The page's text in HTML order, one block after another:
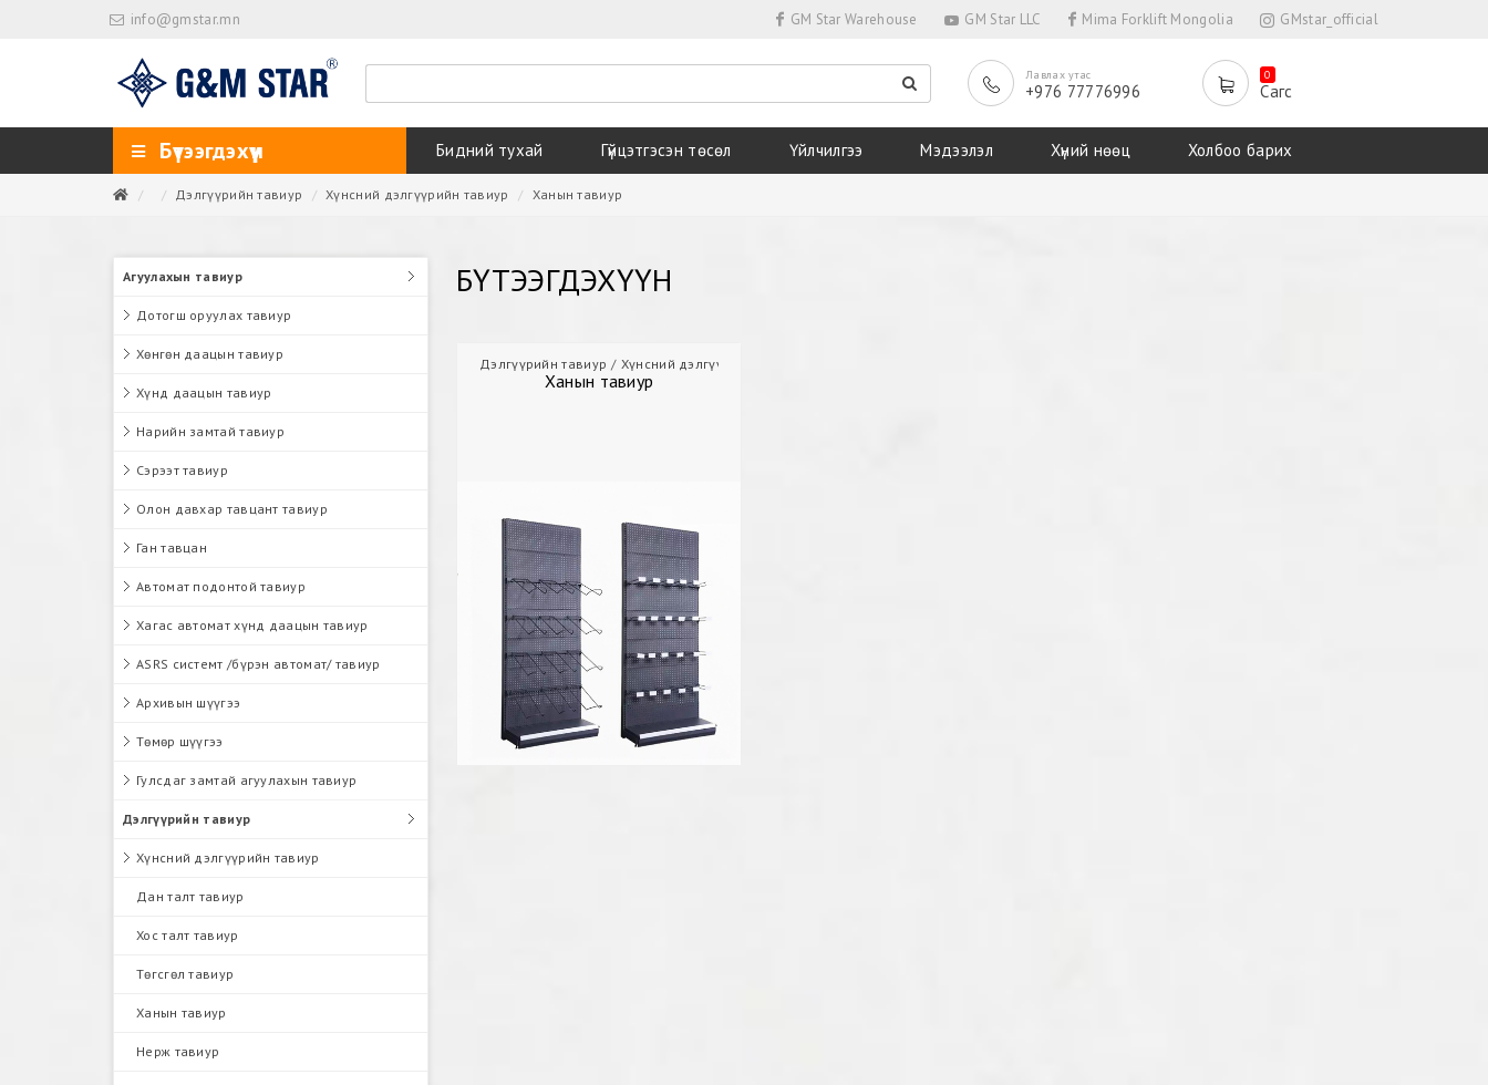
info@gmstar.mn GM Star Warehouse GM Star LLC Mima Forklift Mongolia GMstar_official
Лавлах утас
+976 77776996
0
Сагс
Бүтээгдэхүүн Бидний тухай Гүйцэтгэсэн төсөл Үйлчилгээ Мэдээлэл Хүний нөөц Холбоо барих
Дэлгүүрийн тавиур Хүнсний дэлгүүрийн тавиур Ханын тавиур
Агуулахын тавиур
Дотогш оруулах тавиур
Хөнгөн даацын тавиур
Хүнд даацын тавиур
Нарийн замтай тавиур
Сэрээт тавиур
Олон давхар тавцант тавиур
Ган тавцан
Автомат подонтой тавиур
Хагас автомат хүнд даацын тавиур
ASRS системт /бүрэн автомат/ тавиур
Архивын шүүгээ
Төмөр шүүгээ
Гулсдаг замтай агуулахын тавиур
Дэлгүүрийн тавиур
Хүнсний дэлгүүрийн тавиур
Дан талт тавиур
Хос талт тавиур
Төгсгөл тавиур
Ханын тавиур
Нерж тавиур
БҮТЭЭГДЭХҮҮН
Дэлгүүрийн тавиур Хүнсний дэлгүүрийн тавиур
Ханын тавиур